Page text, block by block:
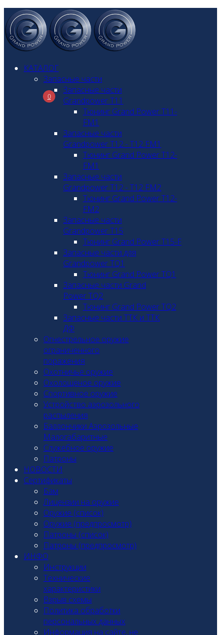
0
КАТАЛОГ
Запасные части
Запасные части
Grandpower T11
Тюнинг Grand Power T11-
FM1
Запасные части
Grandpower T12 - T12 FM1
Тюнинг Grand Power T12-
FM1
Запасные части
Grandpower T12 - T12 FM2
Тюнинг Grand Power T12-
FM2
Запасные части
Grandpower T15
Тюнинг Grand Power T15-F
Запасные части для
Grandpower TQ1
Тюнинг Grand Power TQ1
Запасные части Grand
Power TQ2
Тюнинг Grand Power TQ2
Запасные части ТТК и ТТК
ДФ
Огнестрельное оружие
ограниченного
поражения
Охотничье оружие
Охолощеное оружие
Спортивное оружие
Устройство аэрозольного
распыления
Баллончики Аэрозольные
Малогабаритные
Служебное оружие
Патроны
НОВОСТИ
Сертификаты
Бам
Лицензии на оружие
Оружие (список)
Оружие (предпросмотр)
Патроны (список)
Патроны (предпросмотр)
ИНФО
Инструкции
Технические
характеристики
Взрыв схемы
Политика обработки
персональных данных
Информация на сайте, не